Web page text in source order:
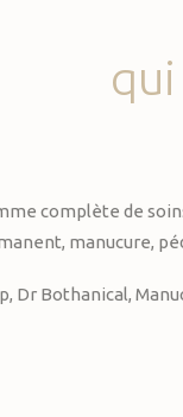
qui
complète de
manucure,
Dr Bothanical,